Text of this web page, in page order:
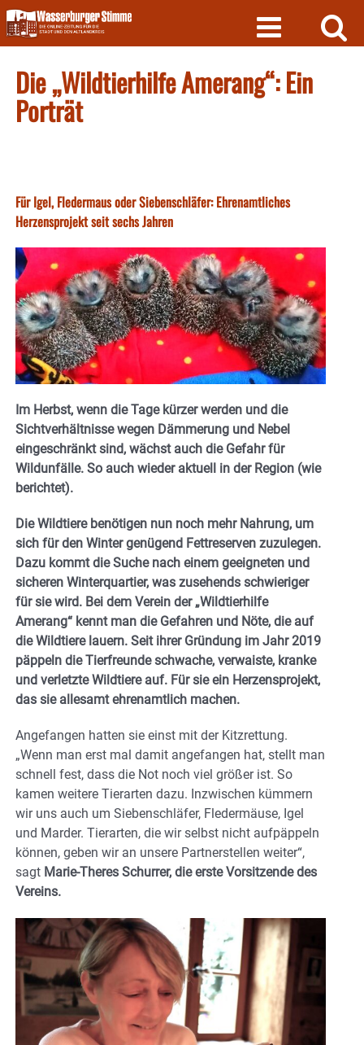
Skip
to
content
Die „Wildtierhilfe Amerang“: Ein
Porträt
Für Igel, Fledermaus oder Siebenschläfer: Ehrenamtliches
Herzensprojekt seit sechs Jahren
Im Herbst, wenn die Tage kürzer werden und die
Sichtverhältnisse wegen Dämmerung und Nebel
eingeschränkt sind, wächst auch die Gefahr für
Wildunfälle. So auch wieder aktuell in der Region (wie
berichtet).
Die Wildtiere benötigen nun noch mehr Nahrung, um
sich für den Winter genügend Fettreserven zuzulegen.
Dazu kommt die Suche nach einem geeigneten und
sicheren Winterquartier, was zusehends schwieriger
für sie wird. Bei dem Verein der „Wildtierhilfe
Amerang“ kennt man die Gefahren und Nöte, die auf
die Wildtiere lauern. Seit ihrer Gründung im Jahr 2019
päppeln die Tierfreunde schwache, verwaiste, kranke
und verletzte Wildtiere auf. Für sie ein Herzensprojekt,
das sie allesamt ehrenamtlich machen.
Angefangen hatten sie einst mit der Kitzrettung.
„Wenn man erst mal damit angefangen hat, stellt man
schnell fest, dass die Not noch viel größer ist. So
kamen weitere Tierarten dazu. Inzwischen kümmern
wir uns auch um Siebenschläfer, Fledermäuse, Igel
und Marder. Tierarten, die wir selbst nicht aufpäppeln
können, geben wir an unsere Partnerstellen weiter“,
sagt Marie-Theres Schurrer, die erste Vorsitzende des
Vereins.